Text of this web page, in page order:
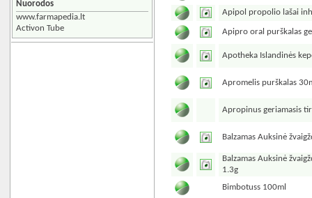
Nuorodos
www.farmapedia.lt
Activon Tube
Apipol propolio lašai
Apipro oral purškalas
Apotheka Islandinės
Apromelis purškalas
Apropinus geriamasis
Balzamas Auksinė
Balzamas Auksinė
1.3g
Bimbotuss 100ml